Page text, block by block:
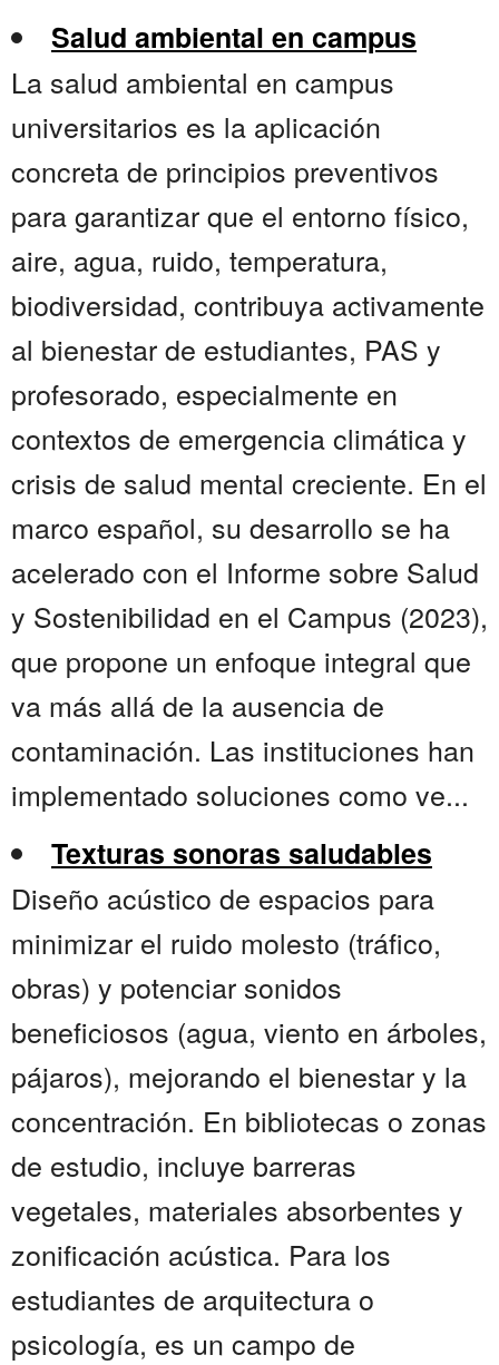
Salud ambiental en campus
La salud ambiental en campus
universitarios es la aplicación
concreta de principios preventivos
para garantizar que el entorno físico,
aire, agua, ruido, temperatura,
biodiversidad, contribuya activamente
al bienestar de estudiantes, PAS y
profesorado, especialmente en
contextos de emergencia climática y
crisis de salud mental creciente. En el
marco español, su desarrollo se ha
acelerado con el Informe sobre Salud
y Sostenibilidad en el Campus (2023),
que propone un enfoque integral que
va más allá de la ausencia de
contaminación. Las instituciones han
implementado soluciones como ve...
Texturas sonoras saludables
Diseño acústico de espacios para
minimizar el ruido molesto (tráfico,
obras) y potenciar sonidos
beneficiosos (agua, viento en árboles,
pájaros), mejorando el bienestar y la
concentración. En bibliotecas o zonas
de estudio, incluye barreras
vegetales, materiales absorbentes y
zonificación acústica. Para los
estudiantes de arquitectura o
psicología, es un campo de